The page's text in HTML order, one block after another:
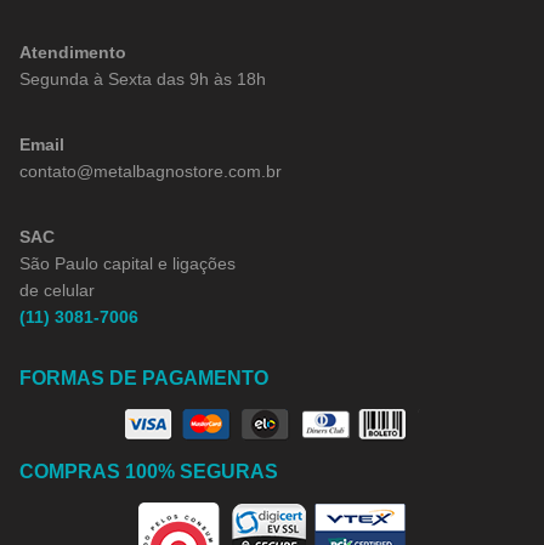
Atendimento
Segunda à Sexta das 9h às 18h
Email
contato@metalbagnostore.com.br
SAC
São Paulo capital e ligações
de celular
(11) 3081-7006
FORMAS DE PAGAMENTO
COMPRAS 100% SEGURAS